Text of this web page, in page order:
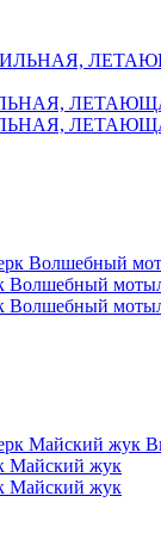
Волшебный
Волшебный
Майский жук
Майский жук